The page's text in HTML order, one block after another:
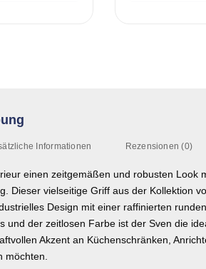
Informationen Rezensionen (0)
einen zeitgemäßen und robusten Look
Dieser vielseitige Griff aus der Kollektion
Design mit einer raffinierten
und der zeitlosen Farbe ist der Sven die
Akzent an Küchenschränken,
möchten.